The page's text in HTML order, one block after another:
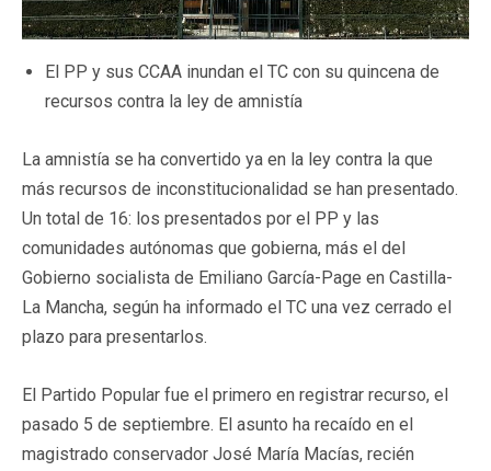
El PP y sus CCAA inundan el TC con su quincena de
recursos contra la ley de amnistía
La amnistía se ha convertido ya en la ley contra la que
más recursos de inconstitucionalidad se han presentado.
Un total de 16: los presentados por el PP y las
comunidades autónomas que gobierna, más el del
Gobierno socialista de Emiliano García-Page en Castilla-
La Mancha, según ha informado el TC una vez cerrado el
plazo para presentarlos.
El Partido Popular fue el primero en registrar recurso, el
pasado 5 de septiembre. El asunto ha recaído en el
magistrado conservador José María Macías, recién